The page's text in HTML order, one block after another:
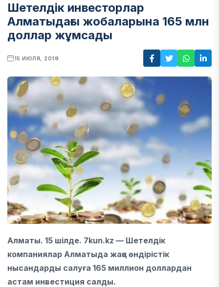
Шетелдік инвесторлар
Алматыдағы жобаларына 165 млн
доллар жұмсады
15 ИЮЛЯ, 2019
Алматы. 15 шілде. 7kun.kz — Шетелдік
компаниялар Алматыда жаңа өндірістік
нысандарды салуға 165 миллион доллардан
астам инвестиция салды.